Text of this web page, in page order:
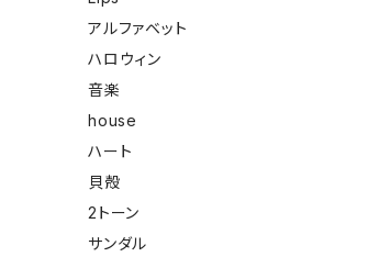
アルファベット
ハロウィン
音楽
house
ハート
貝殻
2トーン
サンダル